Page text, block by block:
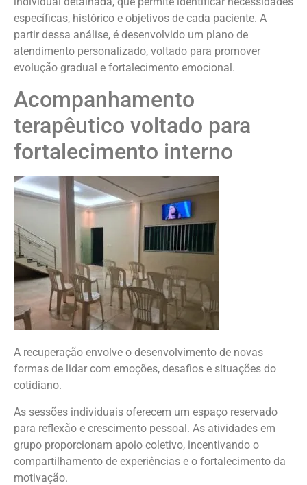
específicas, histórico e objetivos de cada paciente. A
partir dessa análise, é desenvolvido um plano de
atendimento personalizado, voltado para promover
evolução gradual e fortalecimento emocional.
Acompanhamento
terapêutico voltado para
fortalecimento interno
A recuperação envolve o desenvolvimento de novas
formas de lidar com emoções, desafios e situações do
cotidiano.
As sessões individuais oferecem um espaço reservado
para reflexão e crescimento pessoal. As atividades em
grupo proporcionam apoio coletivo, incentivando o
compartilhamento de experiências e o fortalecimento da
motivação.